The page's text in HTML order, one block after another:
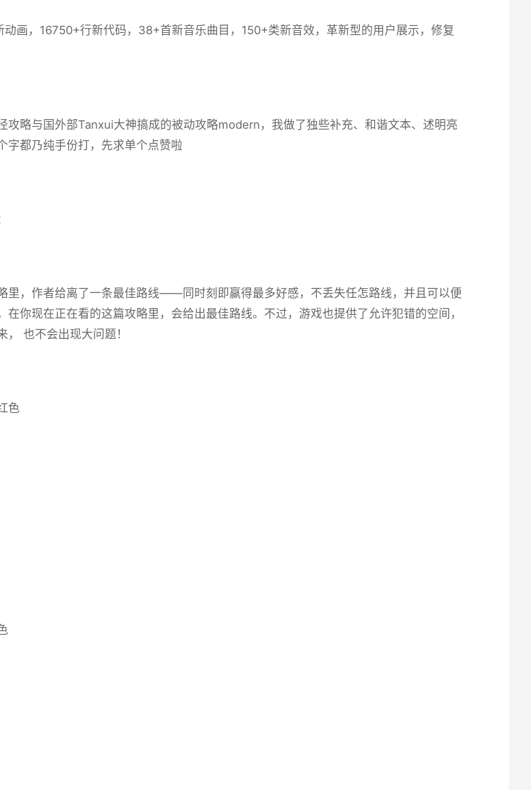
画，16750+行新代码，38+首新音乐曲目，150+类新音效，革新型的用户展示，修复
攻略与国外部Tanxui大神搞成的被动攻略modern，我做了独些补充、和谐文本、述明亮
字都乃纯手份打，先求单个点赞啦
里，作者给离了一条最佳路线——同时刻即赢得最多好感，不丢失任怎路线，并且可以便
在你现在正在看的这篇攻略里，会给出最佳路线。不过，游戏也提供了允许犯错的空间，
也不会出现大问题！
色